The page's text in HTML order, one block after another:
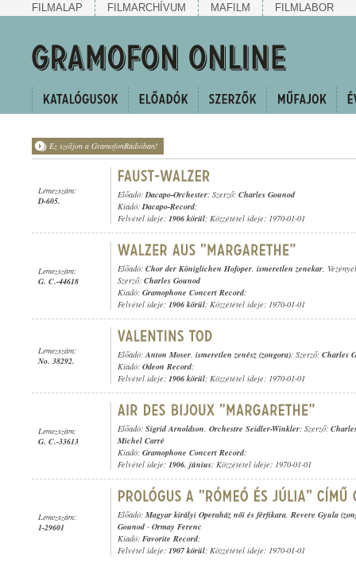
FILMALAP FILMARCHÍVUM MAFILM FILMLABOR
Ez szóljon a GramofonRádióban!
Lemezszám:
D-605.
Előadó:Dacapo-Orchester; Szerző: Charles Gounod
Kiadó:Dacapo-Record;
Felvétel ideje: 1906 körül; Közzététel ideje: 1970-01-01
Lemezszám:
G. C.-44618
Előadó: Chor der Königlichen Hofoper, ismeretlen zenekar,
Szerző: Charles Gounod
Kiadó: Gramophone Concert Record;
Felvétel ideje: 1906 körül; Közzététel ideje: 1970-01-01
Lemezszám:
No. 38292.
Előadó:Anton Moser, ismeretlen zenész (zongora); Szerző: Charles
Kiadó: Odeon Record;
Felvétel ideje: 1906 körül; Közzététel ideje: 1970-01-01
Lemezszám:
G. C.-33613
Előadó: Sigrid Arnoldson, Orchestre Seidler-Winkler; Szerző:
Michel Carré
Kiadó: Gramophone Concert Record;
Felvétel ideje: 1906. június; Közzététel ideje: 1970-01-01
Lemezszám:
1-29601
Előadó: Magyar királyi Operaház női és férfikara, Revere Gyula
Gounod- Ormay Ferenc
Kiadó: Favorite Record;
Felvétel ideje: 1907 körül; Közzététel ideje: 1970-01-01